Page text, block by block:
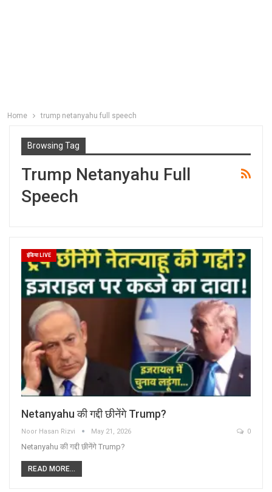
Home trump netanyahu full speech
Browsing Tag
Trump Netanyahu Full
Speech
इंडिया LIVE
Netanyahu की गद्दी छीनेंगे Trump?
Noor Hasan Rizvi May 21, 2026 0
Netanyahu की गद्दी छीनेंगे Trump?
READ MORE...